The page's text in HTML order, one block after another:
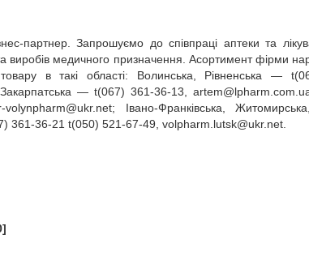
Запрошуємо до співпраці аптеки та
виробів медичного призначення. Асортимент фірми
в такі області: Волинська, Рівненська —
— t(067) 361‑36‑13,
volynpharm@ukr.net; Івано‑Франківська,
361‑36‑21 t(050) 521‑67‑49, volpharm.lutsk@ukr.net